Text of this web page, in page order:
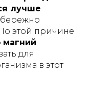
лучше
этой причине
магний
для
в этот